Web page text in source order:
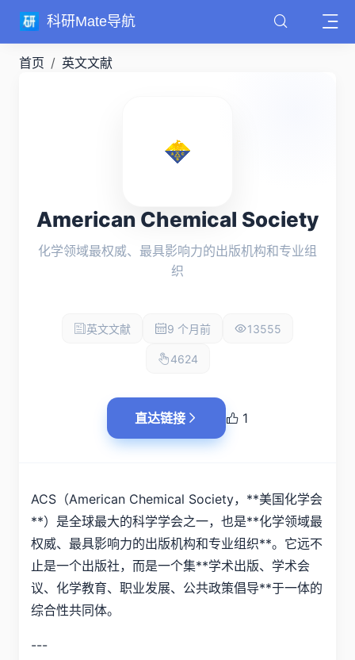
科研Mate导航
首页 英文文献
American Chemical Society
化学领域最权威、最具影响力的出版机构和专业组
织
英文文献 9 个月前 13555
4624
直达链接 1
ACS（American Chemical Society，**美国化学会
**）是全球最大的科学学会之一，也是**化学领域最
权威、最具影响力的出版机构和专业组织**。它远不
止是一个出版社，而是一个集**学术出版、学术会
议、化学教育、职业发展、公共政策倡导**于一体的
综合性共同体。
---